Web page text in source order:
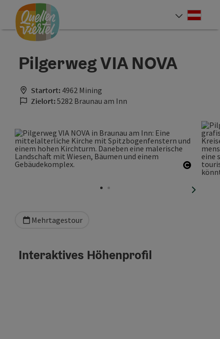
Zum Inhalt
Zur Navigation
Zum Seitenanfang
Pilgerweg VIA NOVA
Startort: 4962 Mining
Zielort:5282 Braunau am Inn
Mehrtagestour
Interaktives Höhenprofil